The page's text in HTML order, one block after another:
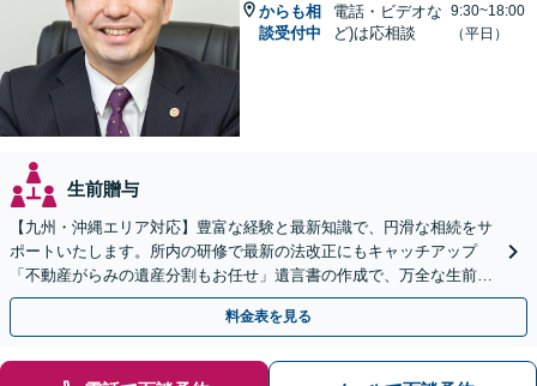
からも相
談受付中
電話・ビデオな
ど)は応相談
9:30~18:00
（平日）
生前贈与
【九州・沖縄エリア対応】豊富な経験と最新知識で、円滑な相続をサ
ポートいたします。所内の研修で最新の法改正にもキャッチアップ
「不動産がらみの遺産分割もお任せ」遺言書の作成で、万全な生前対
策をおこないましょう【夜間・休日面談可】
料金表を見る